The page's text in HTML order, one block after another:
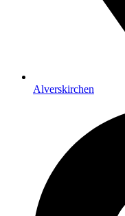
Alverskirchen